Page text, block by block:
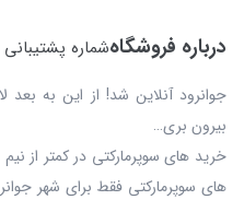
درباره فروشگاهشماره پشتیبانی :
جوانرود آنلاین شد! از این به بعد
بیرون بری…
خرید های سوپرمارکتی در کمتر از
های سوپرمارکتی فقط برای شهر